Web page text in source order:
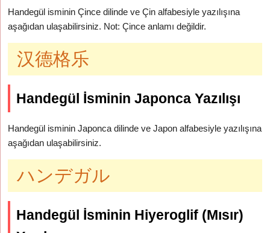
Handegül isminin Çince dilinde ve Çin alfabesiyle yazılışına
aşağıdan ulaşabilirsiniz. Not: Çince anlamı değildir.
汉德格乐
Handegül İsminin Japonca Yazılışı
Handegül isminin Japonca dilinde ve Japon alfabesiyle yazılışına
aşağıdan ulaşabilirsiniz.
ハンデガル
Handegül İsminin Hiyeroglif (Mısır)